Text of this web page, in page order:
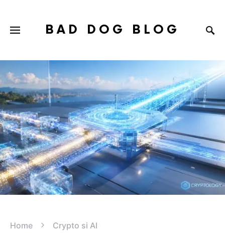
BAD DOG BLOG
Home Crypto si AI